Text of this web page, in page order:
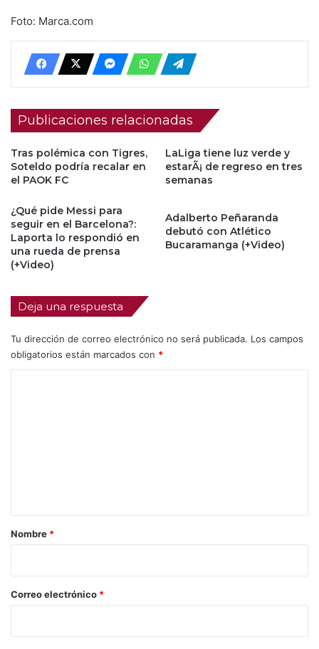
Foto: Marca.com
Publicaciones relacionadas
Tras polémica con Tigres,
Soteldo podría recalar en
el PAOK FC
LaLiga tiene luz verde y
estarÃ¡ de regreso en tres
semanas
¿Qué pide Messi para
seguir en el Barcelona?:
Laporta lo respondió en
una rueda de prensa
(+Video)
Adalberto Peñaranda
debutó con Atlético
Bucaramanga (+Video)
Deja una respuesta
Tu dirección de correo electrónico no será publicada. Los campos
obligatorios están marcados con *
r
*
Nombre *
Correo electrónico *